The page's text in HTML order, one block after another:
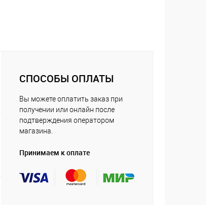
СПОСОБЫ ОПЛАТЫ
Вы можете оплатить заказ при
получении или онлайн после
подтверждения оператором
магазина.
Принимаем к оплате